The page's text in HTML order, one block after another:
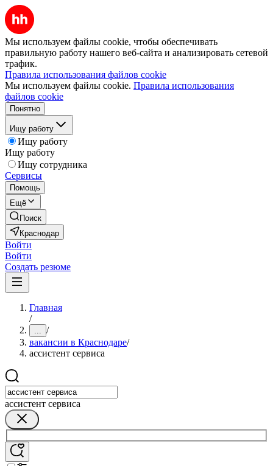
Мы используем файлы cookie, чтобы обеспечивать
правильную работу нашего веб-сайта и анализировать сетевой
трафик.
Правила использования файлов cookie
Мы используем файлы cookie. Правила использования
файлов cookie
Понятно
Ищу работу
Ищу работу
Ищу работу
Ищу сотрудника
Сервисы
Помощь
Ещё
Поиск
Краснодар
Войти
Войти
Создать резюме
Главная
/
... /
вакансии в Краснодаре/
ассистент сервиса
ассистент сервиса